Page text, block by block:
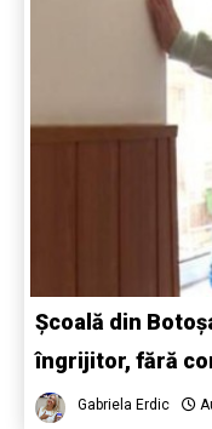
Școală din
îngrijitor, fără
Gabriela Erdic